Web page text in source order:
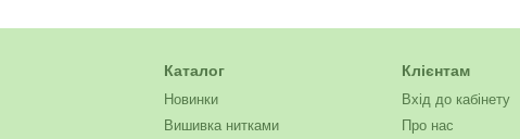
Каталог
Новинки
Вишивка нитками
Клієнтам
Вхід до кабінету
Про нас